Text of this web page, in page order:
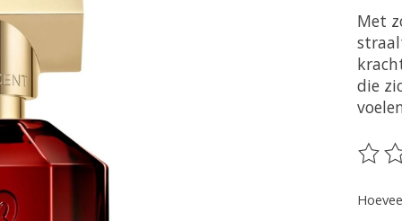
Met
die
De